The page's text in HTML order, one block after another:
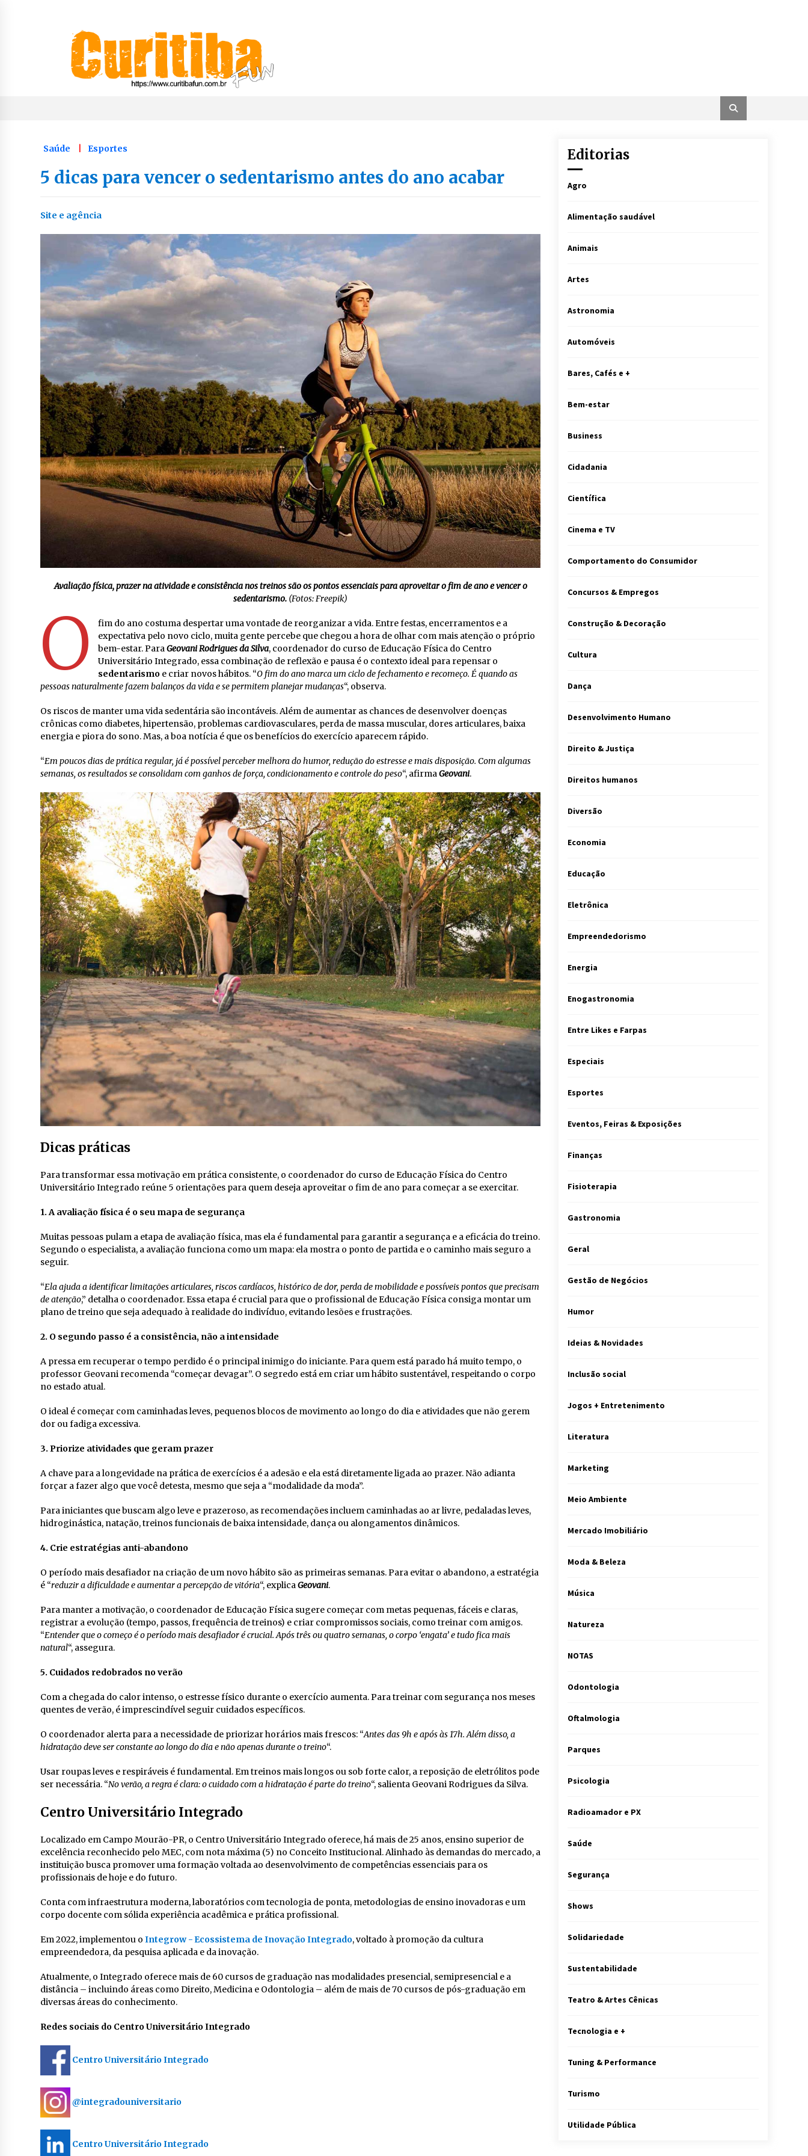
Saúde Esportes
5 dicas para vencer o sedentarismo antes do ano acabar
Site e agência
Avaliação física, prazer na atividade e consistência nos treinos são os pontos essenciais para aproveitar o fim de ano e vencer o
sedentarismo. (Fotos: Freepik)
O
fim do ano costuma despertar uma vontade de reorganizar a vida. Entre festas, encerramentos e a
expectativa pelo novo ciclo, muita gente percebe que chegou a hora de olhar com mais atenção o próprio
bem-estar. ParaGeovani Rodrigues da Silva, coordenador do curso de Educação Física do Centro
Universitário Integrado, essa combinação de reflexão e pausa é o contexto ideal para repensar o
sedentarismoe criar novos hábitos. “O fim do ano marca um ciclo de fechamento e recomeço. É quando as
pessoas naturalmente fazem balanços da vida e se permitem planejar mudanças“, observa.
Os riscos de manter uma vida sedentária são incontáveis. Além de aumentar as chances de desenvolver doenças
crônicas como diabetes, hipertensão, problemas cardiovasculares, perda de massa muscular, dores articulares, baixa
energia e piora do sono. Mas, a boa notícia é que os benefícios do exercício aparecem rápido.
“Em poucos dias de prática regular, já é possível perceber melhora do humor, redução do estresse e mais disposição. Com algumas
semanas, os resultados se consolidam com ganhos de força, condicionamento e controle do peso“, afirmaGeovani.
Dicas práticas
Para transformar essa motivação em prática consistente, o coordenador do curso de Educação Física do Centro
Universitário Integrado reúne 5 orientações para quem deseja aproveitar o fim de ano para começar a se exercitar.
1. A avaliação física é o seu mapa de segurança
Muitas pessoas pulam a etapa de avaliação física, mas ela é fundamental para garantir a segurança e a eficácia do treino.
Segundo o especialista, a avaliação funciona como um mapa: ela mostra o ponto de partida e o caminho mais seguro a
seguir.
“Ela ajuda a identificar limitações articulares, riscos cardíacos, histórico de dor, perda de mobilidade e possíveis pontos que precisam
de atenção,” detalha o coordenador. Essa etapa é crucial para que o profissional de Educação Física consiga montar um
plano de treino que seja adequado à realidade do indivíduo, evitando lesões e frustrações.
2. O segundo passo é a consistência, não a intensidade
A pressa em recuperar o tempo perdido é o principal inimigo do iniciante. Para quem está parado há muito tempo, o
professor Geovani recomenda “começar devagar”. O segredo está em criar um hábito sustentável, respeitando o corpo
no estado atual.
O ideal é começar com caminhadas leves, pequenos blocos de movimento ao longo do dia e atividades que não gerem
dor ou fadiga excessiva.
3. Priorize atividades que geram prazer
A chave para a longevidade na prática de exercícios é a adesão e ela está diretamente ligada ao prazer. Não adianta
forçar a fazer algo que você detesta, mesmo que seja a “modalidade da moda”.
Para iniciantes que buscam algo leve e prazeroso, as recomendações incluem caminhadas ao ar livre, pedaladas leves,
hidroginástica, natação, treinos funcionais de baixa intensidade, dança ou alongamentos dinâmicos.
4. Crie estratégias anti-abandono
O período mais desafiador na criação de um novo hábito são as primeiras semanas. Para evitar o abandono, a estratégia
é “reduzir a dificuldade e aumentar a percepção de vitória“, explicaGeovani.
Para manter a motivação, o coordenador de Educação Física sugere começar com metas pequenas, fáceis e claras,
registrar a evolução (tempo, passos, frequência de treinos) e criar compromissos sociais, como treinar com amigos.
“Entender que o começo é o período mais desafiador é crucial. Após três ou quatro semanas, o corpo ‘engata’ e tudo fica mais
natural“, assegura.
5. Cuidados redobrados no verão
Com a chegada do calor intenso, o estresse físico durante o exercício aumenta. Para treinar com segurança nos meses
quentes de verão, é imprescindível seguir cuidados específicos.
O coordenador alerta para a necessidade de priorizar horários mais frescos: “Antes das 9h e após às 17h. Além disso, a
hidratação deve ser constante ao longo do dia e não apenas durante o treino“.
Usar roupas leves e respiráveis é fundamental. Em treinos mais longos ou sob forte calor, a reposição de eletrólitos pode
ser necessária. “No verão, a regra é clara: o cuidado com a hidratação é parte do treino“, salienta Geovani Rodrigues da Silva.
Centro Universitário Integrado
Localizado em Campo Mourão-PR, o Centro Universitário Integrado oferece, há mais de 25 anos, ensino superior de
excelência reconhecido pelo MEC, com nota máxima (5) no Conceito Institucional. Alinhado às demandas do mercado, a
instituição busca promover uma formação voltada ao desenvolvimento de competências essenciais para os
profissionais de hoje e do futuro.
Conta com infraestrutura moderna, laboratórios com tecnologia de ponta, metodologias de ensino inovadoras e um
corpo docente com sólida experiência acadêmica e prática profissional.
Em 2022, implementou o Integrow - Ecossistema de Inovação Integrado, voltado à promoção da cultura
empreendedora, da pesquisa aplicada e da inovação.
Atualmente, o Integrado oferece mais de 60 cursos de graduação nas modalidades presencial, semipresencial e a
distância – incluindo áreas como Direito, Medicina e Odontologia – além de mais de 70 cursos de pós-graduação em
diversas áreas do conhecimento.
Redes sociais do Centro Universitário Integrado
Centro Universitário Integrado
@integradouniversitario
Centro Universitário Integrado
Editorias
Agro
Alimentação saudável
Animais
Artes
Astronomia
Automóveis
Bares, Cafés e +
Bem-estar
Business
Cidadania
Científica
Cinema e TV
Comportamento do Consumidor
Concursos & Empregos
Construção & Decoração
Cultura
Dança
Desenvolvimento Humano
Direito & Justiça
Direitos humanos
Diversão
Economia
Educação
Eletrônica
Empreendedorismo
Energia
Enogastronomia
Entre Likes e Farpas
Especiais
Esportes
Eventos, Feiras & Exposições
Finanças
Fisioterapia
Gastronomia
Geral
Gestão de Negócios
Humor
Ideias & Novidades
Inclusão social
Jogos + Entretenimento
Literatura
Marketing
Meio Ambiente
Mercado Imobiliário
Moda & Beleza
Música
Natureza
NOTAS
Odontologia
Oftalmologia
Parques
Psicologia
Radioamador e PX
Saúde
Segurança
Shows
Solidariedade
Sustentabilidade
Teatro & Artes Cênicas
Tecnologia e +
Tuning & Performance
Turismo
Utilidade Pública